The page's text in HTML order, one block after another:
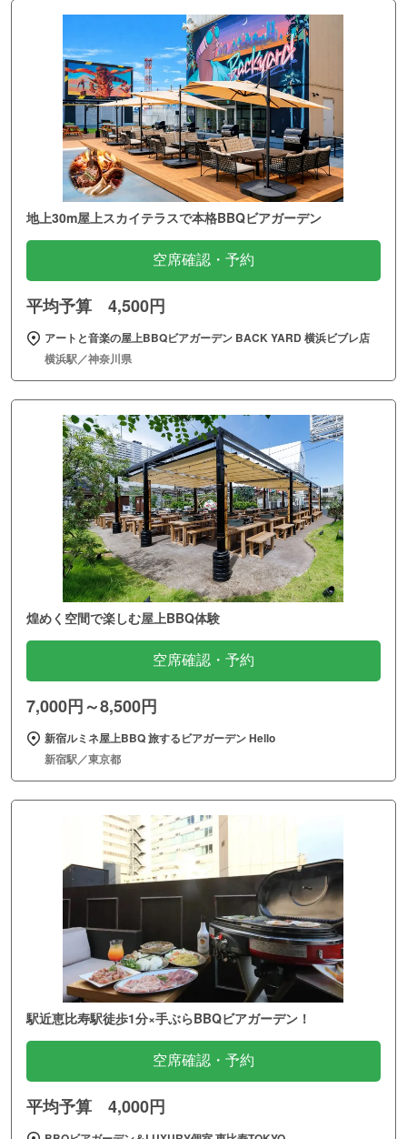
地上30m屋上スカイテラスで本格BBQビアガーデン
空席確認・予約
平均予算 4,500円
アートと音楽の屋上BBQビアガーデン BACK YARD 横浜ビブレ店
横浜駅／神奈川県
煌めく空間で楽しむ屋上BBQ体験
空席確認・予約
7,000円～8,500円
新宿ルミネ屋上BBQ 旅するビアガーデン Hello
新宿駅／東京都
駅近恵比寿駅徒歩1分×手ぶらBBQビアガーデン！
空席確認・予約
平均予算 4,000円